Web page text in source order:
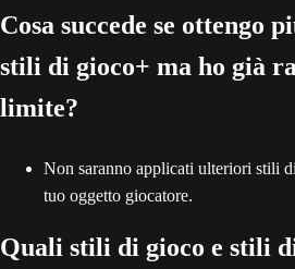
Cosa succede se ottengo
stili di gioco+ ma ho già
limite?
Non saranno applicati ulteriori stili
tuo oggetto giocatore.
Quali stili di gioco e stili